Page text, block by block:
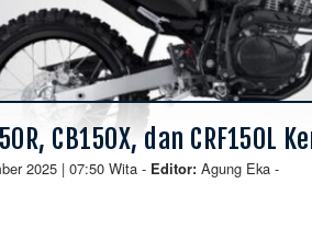
CB150X, dan CRF150L
2025 | 07:50 Wita - Editor:Agung Eka -